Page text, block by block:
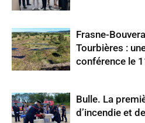
Frasne-
Tourbières :
conférence le
Bulle. La
d’incendie et